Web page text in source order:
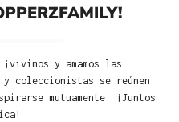
¡vivimos y amamos las
coleccionistas se reúnen
mutuamente. ¡Juntos